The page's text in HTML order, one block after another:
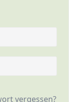
vergessen?